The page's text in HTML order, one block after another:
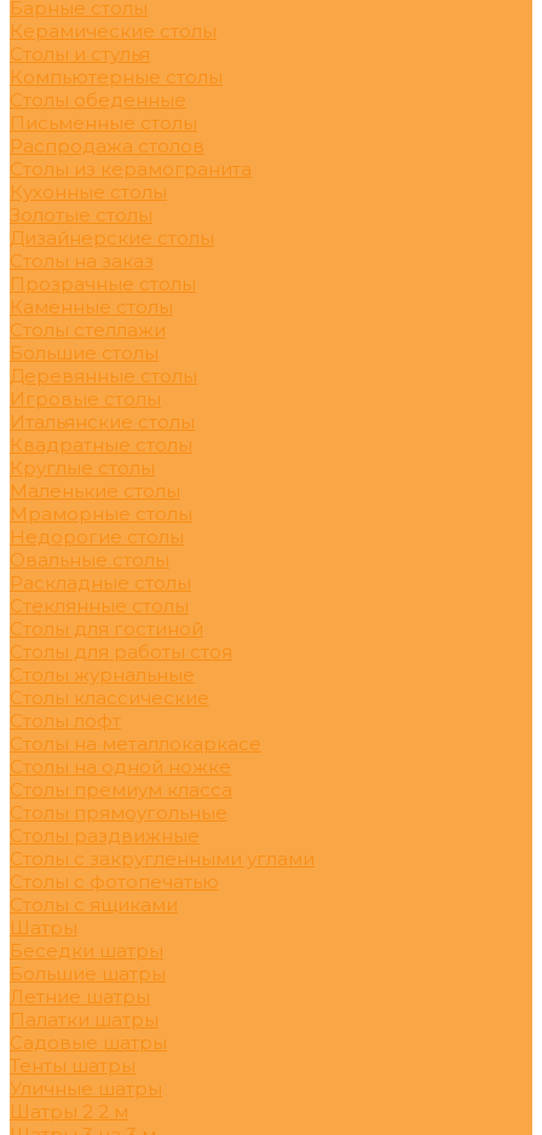
Барные столы
Керамические столы
Столы и стулья
Компьютерные столы
Столы обеденные
Письменные столы
Распродажа столов
Столы из керамогранита
Кухонные столы
Золотые столы
Дизайнерские столы
Столы на заказ
Прозрачные столы
Каменные столы
Столы стеллажи
Большие столы
Деревянные столы
Игровые столы
Итальянские столы
Квадратные столы
Круглые столы
Маленькие столы
Мраморные столы
Недорогие столы
Овальные столы
Раскладные столы
Стеклянные столы
Столы для гостиной
Столы для работы стоя
Столы журнальные
Столы классические
Столы лофт
Столы на металлокаркасе
Столы на одной ножке
Столы премиум класса
Столы прямоугольные
Столы раздвижные
Столы с закругленными углами
Столы с фотопечатью
Столы с ящиками
Шатры
Беседки шатры
Большие шатры
Летние шатры
Палатки шатры
Садовые шатры
Тенты шатры
Уличные шатры
Шатры 2 2 м